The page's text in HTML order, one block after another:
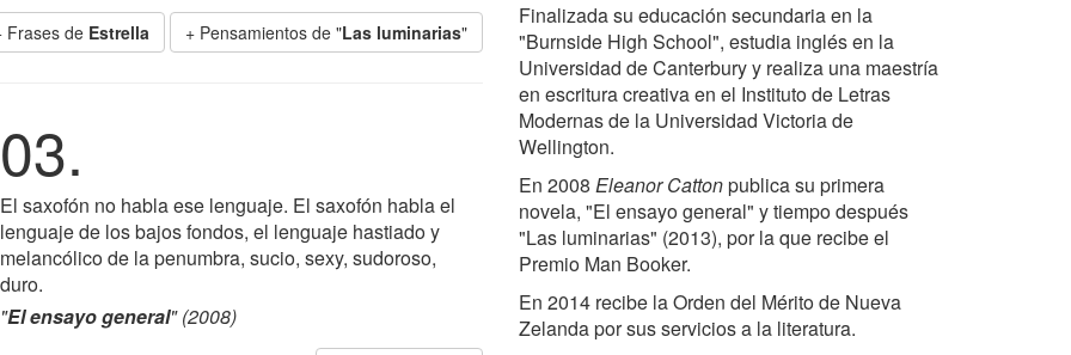
Frases de Estrella + Pensamientos de "Las luminarias"
03.
El saxofón no habla ese lenguaje. El saxofón habla el
lenguaje de los bajos fondos, el lenguaje hastiado y
melancólico de la penumbra, sucio, sexy, sudoroso,
duro.
"El ensayo general" (2008)
Finalizada su educación secundaria en la
"Burnside High School", estudia inglés en la
Universidad de Canterbury y realiza una maestría
en escritura creativa en el Instituto de Letras
Modernas de la Universidad Victoria de
Wellington.
En 2008 Eleanor Cattonpublica su primera
novela, "El ensayo general" y tiempo después
"Las luminarias" (2013), por la que recibe el
Premio Man Booker.
En 2014 recibe la Orden del Mérito de Nueva
Zelanda por sus servicios a la literatura.